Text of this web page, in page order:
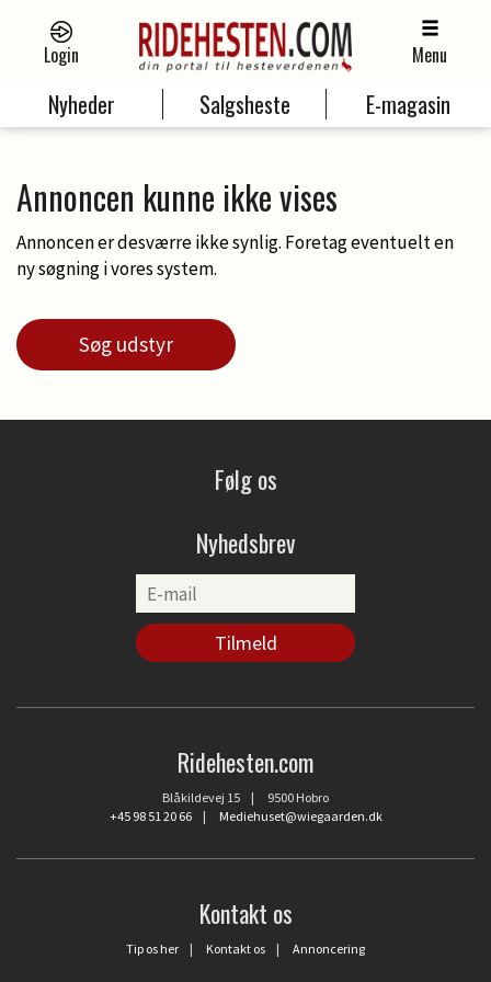
Login Menu
Nyheder Salgsheste E-magasin
Annoncen kunne ikke vises
Annoncen er desværre ikke synlig. Foretag eventuelt en
ny søgning i vores system.
Søg udstyr
Følg os
Nyhedsbrev
Ridehesten.com
Blåkildevej 15 | 9500 Hobro
+45 98 51 20 66| Mediehuset@wiegaarden.dk
Kontakt os
Tip os her | Kontakt os | Annoncering